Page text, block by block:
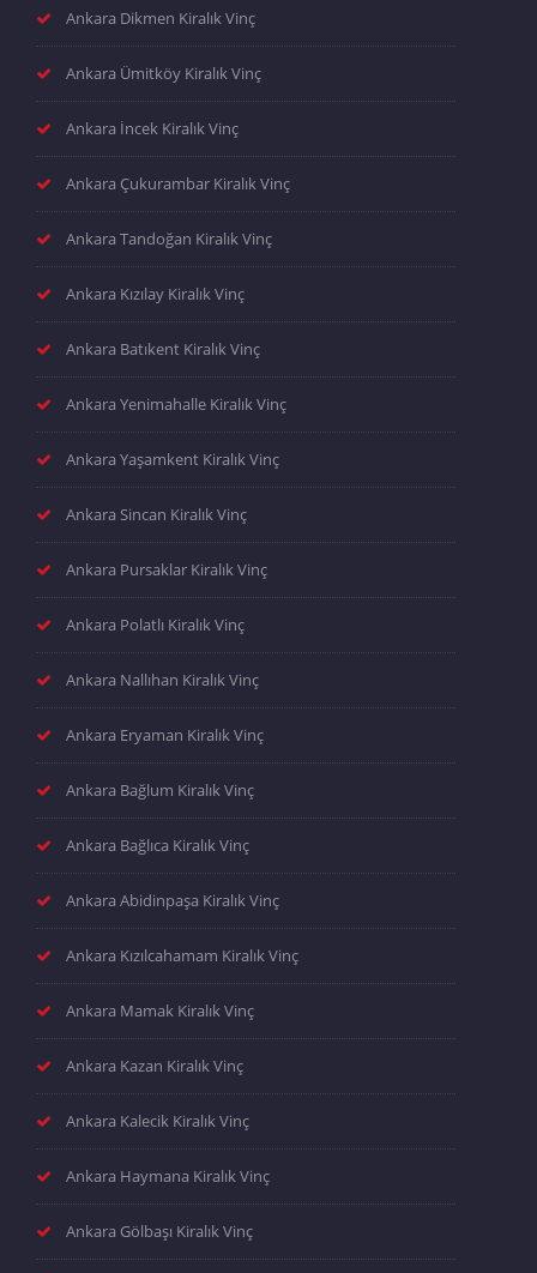
Ankara Dikmen Kiralık Vinç
Ankara Ümitköy Kiralık Vinç
Ankara İncek Kiralık Vinç
Ankara Çukurambar Kiralık Vinç
Ankara Tandoğan Kiralık Vinç
Ankara Kızılay Kiralık Vinç
Ankara Batıkent Kiralık Vinç
Ankara Yenimahalle Kiralık Vinç
Ankara Yaşamkent Kiralık Vinç
Ankara Sincan Kiralık Vinç
Ankara Pursaklar Kiralık Vinç
Ankara Polatlı Kiralık Vinç
Ankara Nallıhan Kiralık Vinç
Ankara Eryaman Kiralık Vinç
Ankara Bağlum Kiralık Vinç
Ankara Bağlıca Kiralık Vinç
Ankara Abidinpaşa Kiralık Vinç
Ankara Kızılcahamam Kiralık Vinç
Ankara Mamak Kiralık Vinç
Ankara Kazan Kiralık Vinç
Ankara Kalecik Kiralık Vinç
Ankara Haymana Kiralık Vinç
Ankara Gölbaşı Kiralık Vinç